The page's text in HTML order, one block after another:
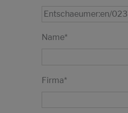
Name*
Firma*